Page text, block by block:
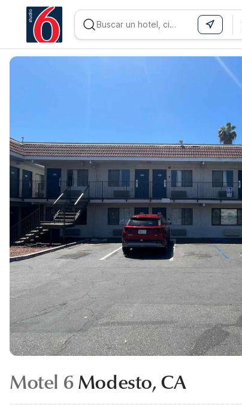
Motel 6 Modesto, CA